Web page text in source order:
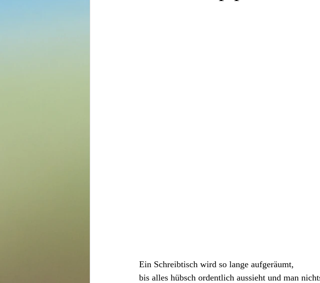
Ein Schreibtisch wird so lange aufgeräumt,
bis alles hübsch ordentlich aussieht und man